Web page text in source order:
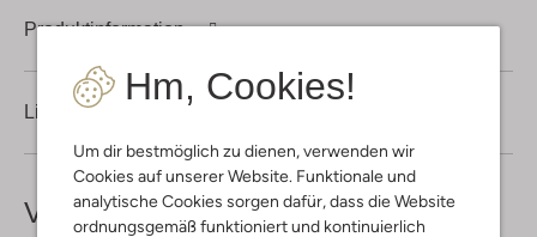
Hm, Cookies!
Um dir bestmöglich zu dienen, verwenden wir
Cookies auf unserer Website. Funktionale und
analytische Cookies sorgen dafür, dass die Website
ordnungsgemäß funktioniert und kontinuierlich
Produktinformation
Lieferung & Rückgabe
Vervollständige deinenLook